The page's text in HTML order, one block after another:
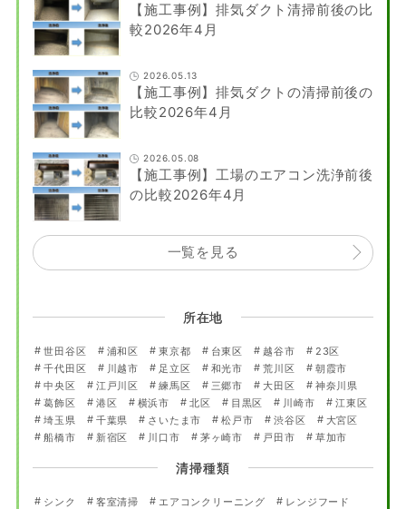
【施工事例】排気ダクト清掃前後の比
較2026年4月
2026.05.13
【施工事例】排気ダクトの清掃前後の
比較2026年4月
2026.05.08
【施工事例】工場のエアコン洗浄前後
の比較2026年4月
一覧を見る
所在地
世田谷区 浦和区 東京都 台東区 越谷市
23区
千代田区
川越市 足立区 和光市 荒川区
朝霞市
中央区
江戸川区 練馬区 三郷市 大田区
神奈川県
葛飾区
港区 横浜市 北区 目黒区 川崎市
江東区
埼玉県
千葉県 さいたま市 松戸市 渋谷区
大宮区
船橋市
新宿区 川口市 茅ヶ崎市 戸田市 草加市
清掃種類
シンク 客室清掃 エアコンクリーニング
レンジフード